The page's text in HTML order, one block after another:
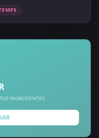
INGREDIENTES